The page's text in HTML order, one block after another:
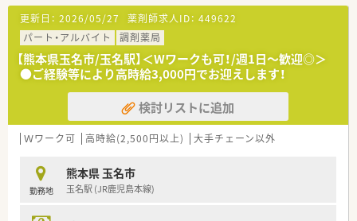
【募集背景と求める人物像について】
■今回は欠員補充による急募の案件であり、即戦力として貢献い
ただける方はもちろん、未経験の方の応募も歓迎しています。
■精神科医療に興味があり、患者様に寄り添った丁寧な服薬指導
やコミュニケーションを大切にできる方を求めております。
■チーム医療を重視しているため、医師や看護師など他職種と連
携しながら、柔軟に業務を遂行できる協調性のある方が理想で
【法人特徴について】
県北部の地域において医療と介護のトータルケアを提供しま
す。
■精神科病院や老健施設など複数の施設を展開しており、救急医
更新日： 2026/05/27 薬剤師求人ID： 449622
パート・アルバイト
調剤薬局
【熊本県玉名市/玉名駅】＜Wワークも可！/週1日～歓迎◎＞
●ご経験等により高時給3,000円でお迎えします！
検討リストに追加
Ｗワーク可 高時給(2,500円以上) 大手チェーン以外
勤務地
熊本県 玉名市
玉名駅 (JR鹿児島本線)